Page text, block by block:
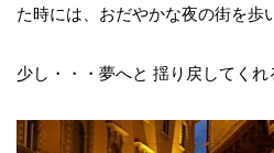
た時には、おだやかな夜の街を歩
少し・・・夢へと 揺り戻してくれ